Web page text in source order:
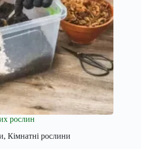
рослин
, Кімнатні рослини